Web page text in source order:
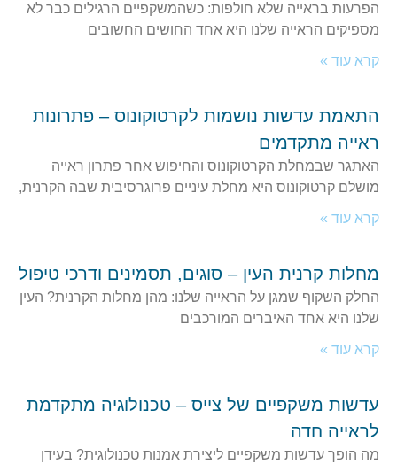
הפרעות בראייה שלא חולפות: כשהמשקפיים הרגילים כבר לא
מספיקים הראייה שלנו היא אחד החושים החשובים
קרא עוד »
התאמת עדשות נושמות לקרטוקונוס – פתרונות
ראייה מתקדמים
האתגר שבמחלת הקרטוקונוס והחיפוש אחר פתרון ראייה
מושלם קרטוקונוס היא מחלת עיניים פרוגרסיבית שבה הקרנית,
קרא עוד »
מחלות קרנית העין – סוגים, תסמינים ודרכי טיפול
החלק השקוף שמגן על הראייה שלנו: מהן מחלות הקרנית? העין
שלנו היא אחד האיברים המורכבים
קרא עוד »
עדשות משקפיים של צייס – טכנולוגיה מתקדמת
לראייה חדה
מה הופך עדשות משקפיים ליצירת אמנות טכנולוגית? בעידן